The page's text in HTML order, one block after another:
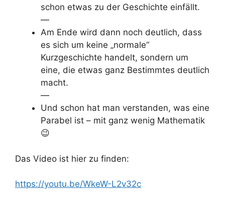
schon etwas zu der Geschichte einfällt.
—
Am Ende wird dann noch deutlich, dass
es sich um keine „normale“
Kurzgeschichte handelt, sondern um
eine, die etwas ganz Bestimmtes deutlich
macht.
—
Und schon hat man verstanden, was eine
Parabel ist – mit ganz wenig Mathematik
😉
Das Video ist hier zu finden:
https://youtu.be/WkeW-L2v32c